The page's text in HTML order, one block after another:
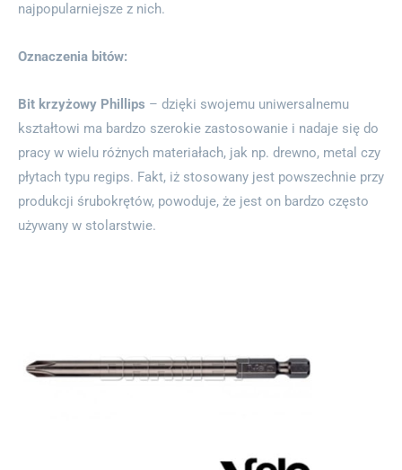
najpopularniejsze z nich.
Oznaczenia bitów:
Bit krzyżowy Phillips – dzięki swojemu uniwersalnemu
kształtowi ma bardzo szerokie zastosowanie i nadaje się do
pracy w wielu różnych materiałach, jak np. drewno, metal czy
płytach typu regips. Fakt, iż stosowany jest powszechnie przy
produkcji śrubokrętów, powoduje, że jest on bardzo często
używany w stolarstwie.